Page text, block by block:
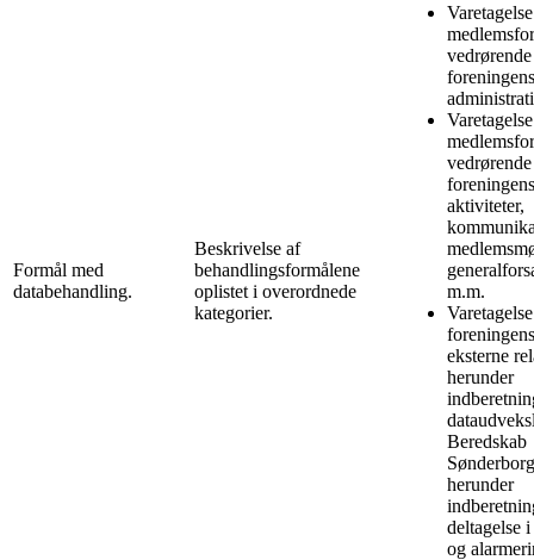
Formål med
databehandling.
Beskrivelse af
behandlingsformålene
oplistet i overordnede
kategorier.
vedrørende
foreningens
vedrørende
foreningens
aktiviteter,
m.m.
foreningens
eksterne
herunder
Beredskab
herunder
deltagelse
og